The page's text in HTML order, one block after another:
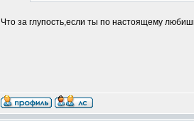
Что за глупость,если ты по настоящему